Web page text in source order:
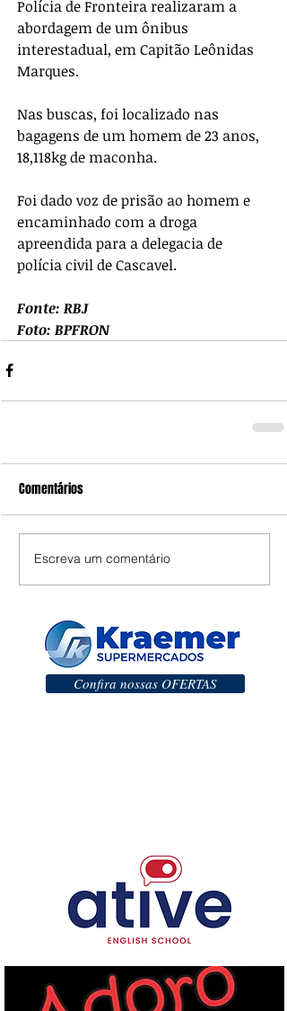
Polícia de Fronteira realizaram a
abordagem de um ônibus
interestadual, em Capitão Leônidas
Marques.
Nas buscas, foi localizado nas
bagagens de um homem de 23 anos,
18,118kg de maconha.
Foi dado voz de prisão ao homem e
encaminhado com a droga
apreendida para a delegacia de
polícia civil de Cascavel.
Fonte: RBJ
Foto: BPFRON
Comentários
Escreva um comentário
Confira nossas OFERTAS